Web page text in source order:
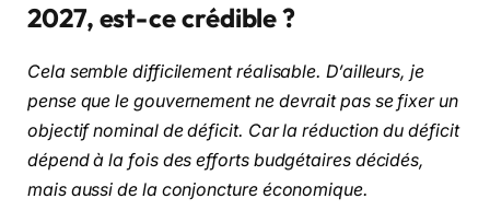
2027, est-ce crédible ?
Cela semble difficilement réalisable. D’ailleurs, je
pense que le gouvernement ne devrait pas se fixer un
objectif nominal de déficit. Car la réduction du déficit
dépend à la fois des efforts budgétaires décidés,
mais aussi de la conjoncture économique.